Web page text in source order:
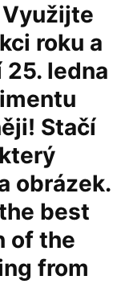
Využijte
roku a
ledna
Stačí
obrázek.
best
of the
from